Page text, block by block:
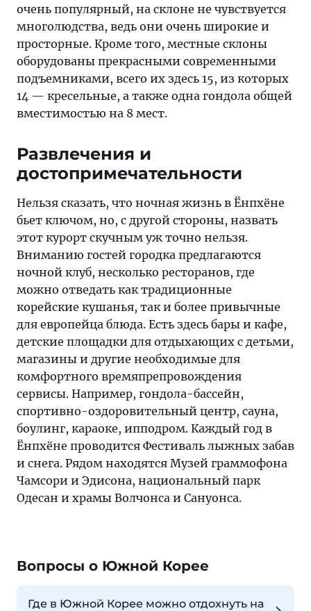
очень популярный, на склоне не чувствуется
многолюдства, ведь они очень широкие и
просторные. Кроме того, местные склоны
оборудованы прекрасными современными
подъемниками, всего их здесь 15, из которых
14 — кресельные, а также одна гондола общей
вместимостью на 8 мест.
Развлечения и
достопримечательности
Нельзя сказать, что ночная жизнь в Ёнпхёне
бьет ключом, но, с другой стороны, назвать
этот курорт скучным уж точно нельзя.
Вниманию гостей городка предлагаются
ночной клуб, несколько ресторанов, где
можно отведать как традиционные
корейские кушанья, так и более привычные
для европейца блюда. Есть здесь бары и кафе,
детские площадки для отдыхающих с детьми,
магазины и другие необходимые для
комфортного времяпрепровождения
сервисы. Например, гондола-бассейн,
спортивно-оздоровительный центр, сауна,
боулинг, караоке, ипподром. Каждый год в
Ёнпхёне проводится Фестиваль лыжных забав
и снега. Рядом находятся Музей граммофона
Чамсори и Эдисона, национальный парк
Одесан и храмы Волчонса и Сануонса.
Вопросы о Южной Корее
Где в Южной Корее можно отдохнуть на